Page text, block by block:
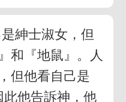
紳士淑女，但
和『地鼠』。人
但他看自己是
此他告訴神，他